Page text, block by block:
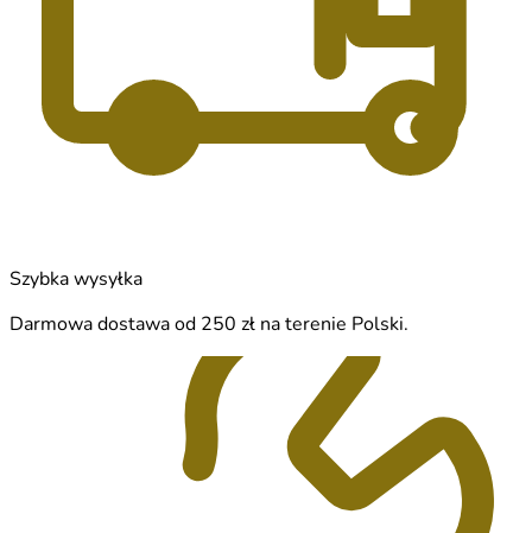
Szybka wysyłka
Darmowa dostawa od 250 zł na terenie Polski.